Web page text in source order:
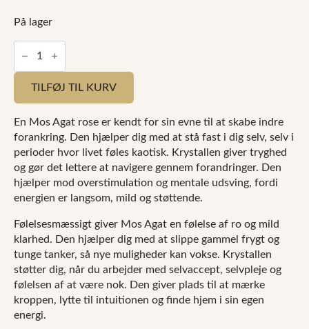
På lager
Mos
Agat
med
Sølvfarvet
stilk
antal
TILFØJ TIL KURV
En Mos Agat rose er kendt for sin evne til at skabe indre
forankring. Den hjælper dig med at stå fast i dig selv, selv i
perioder hvor livet føles kaotisk. Krystallen giver tryghed
og gør det lettere at navigere gennem forandringer. Den
hjælper mod overstimulation og mentale udsving, fordi
energien er langsom, mild og støttende.
Følelsesmæssigt giver Mos Agat en følelse af ro og mild
klarhed. Den hjælper dig med at slippe gammel frygt og
tunge tanker, så nye muligheder kan vokse. Krystallen
støtter dig, når du arbejder med selvaccept, selvpleje og
følelsen af at være nok. Den giver plads til at mærke
kroppen, lytte til intuitionen og finde hjem i sin egen
energi.